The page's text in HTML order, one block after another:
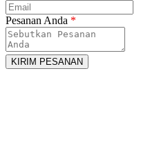
Pesanan Anda *